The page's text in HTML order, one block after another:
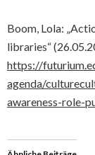
Boom, Lola:
libraries“
https://
agenda/
awareness-role-